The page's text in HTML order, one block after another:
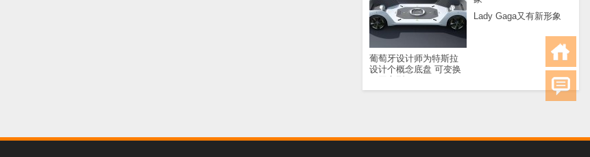
葡萄牙设计师为特斯拉
设计个概念底盘 可变换
Lady Gaga又有新形象